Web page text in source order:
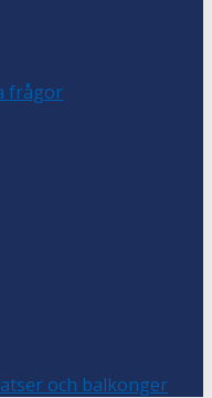
frågor
och balkonger